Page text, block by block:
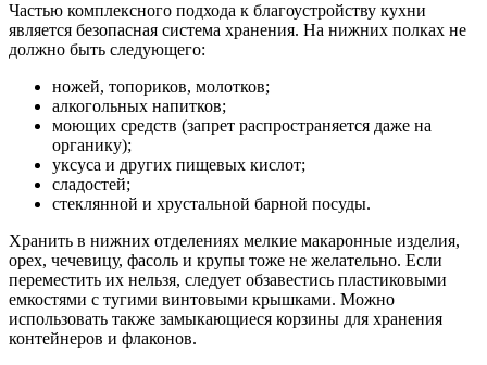
Частью комплексного подхода к благоустройству кухни
является безопасная система хранения. На нижних полках не
должно быть следующего:
ножей, топориков, молотков;
алкогольных напитков;
моющих средств (запрет распространяется даже на
органику);
уксуса и других пищевых кислот;
сладостей;
стеклянной и хрустальной барной посуды.
Хранить в нижних отделениях мелкие макаронные изделия,
орех, чечевицу, фасоль и крупы тоже не желательно. Если
переместить их нельзя, следует обзавестись пластиковыми
емкостями с тугими винтовыми крышками. Можно
использовать также замыкающиеся корзины для хранения
контейнеров и флаконов.